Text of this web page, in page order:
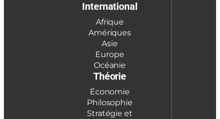
International
Afrique
Amériques
Asie
Europe
Océanie
Théorie
Économie
Philosophie
Stratégie et